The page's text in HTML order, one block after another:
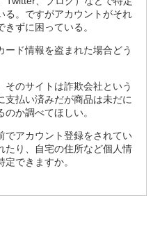
る。ですがアカウントがそれ
ずに困っている。
ード情報を盗まれた場合どう
そのサイトは詐欺会社という
支払い済みだが商品は未だに
か調べてほしい。
でアカウント登録をされてい
たり、自宅の住所など個人情
できますか。